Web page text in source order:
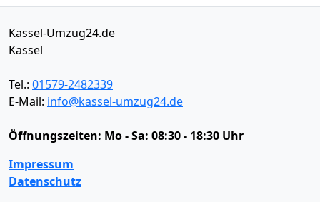
Kassel-Umzug24.de
Kassel
Tel.: 01579-2482339
E-Mail: info@kassel-umzug24.de
Öffnungszeiten: Mo - Sa: 08:30 - 18:30 Uhr
Impressum
Datenschutz